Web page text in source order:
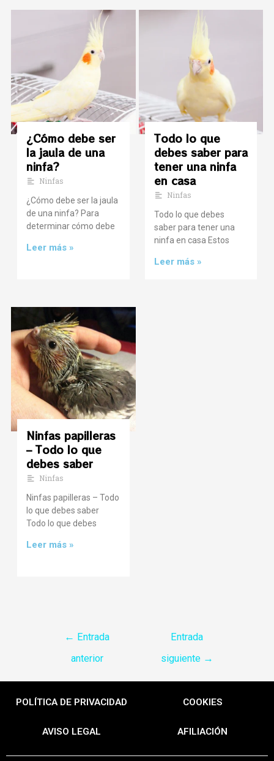
¿Cómo debe ser
la jaula de una
ninfa?
Ninfas
¿Cómo debe ser la jaula
de una ninfa? Para
determinar cómo debe
Leer más »
Todo lo que
debes saber para
tener una ninfa
en casa
Ninfas
Todo lo que debes
saber para tener una
ninfa en casa Estos
Leer más »
Ninfas papilleras
– Todo lo que
debes saber
Ninfas
Ninfas papilleras – Todo
lo que debes saber
Todo lo que debes
Leer más »
← Entrada
anterior
Entrada
siguiente →
POLÍTICA DE PRIVACIDAD COOKIES
AVISO LEGAL AFILIACIÓN